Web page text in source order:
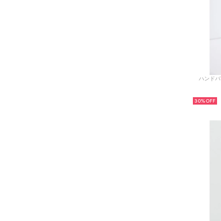
ハンド
30%